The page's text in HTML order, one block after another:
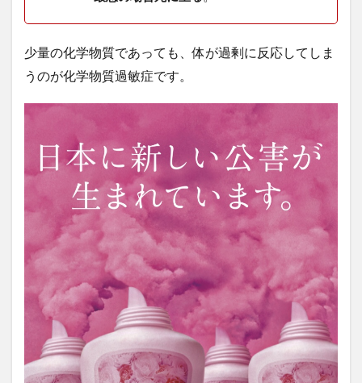
少量の化学物質であっても、体が過剰に反応してしま
うのが化学物質過敏症です。